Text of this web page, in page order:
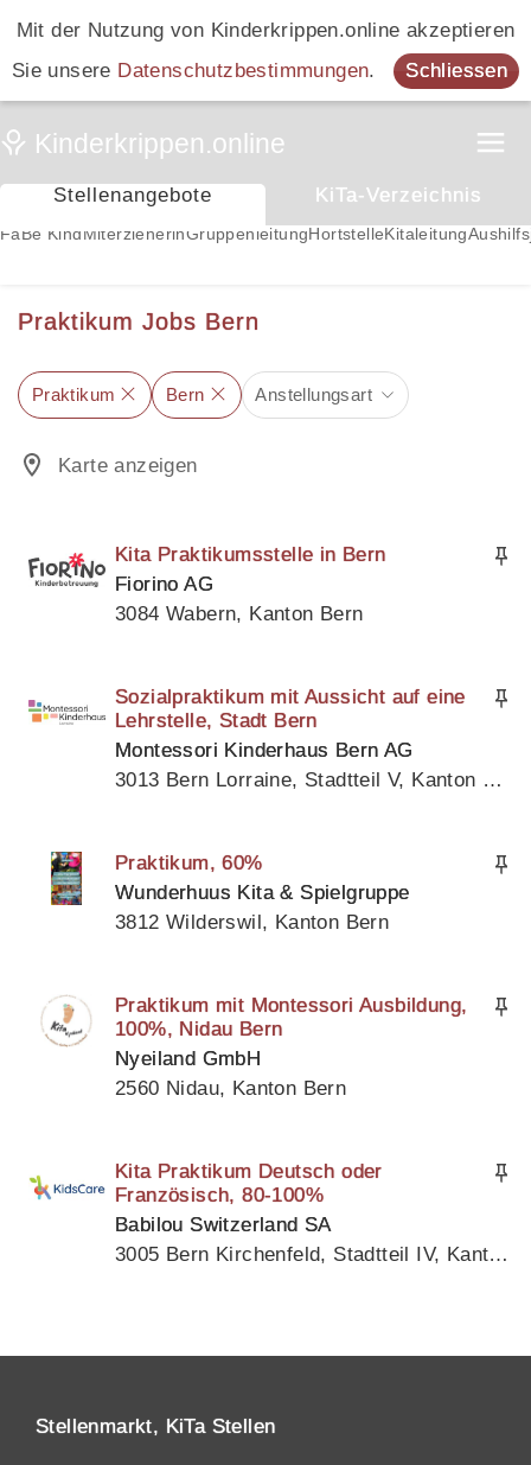
Mit der Nutzung von Kinderkrippen.online akzeptieren
Sie unsere Datenschutzbestimmungen. Schliessen
Stellenangebote KiTa-Verzeichnis
FaBe Kind MiterzieherinGruppenleitung Hortstelle Kitaleitung
Praktikum Jobs Bern
Praktikum Bern Anstellungsart
Karte anzeigen
Kita Praktikumsstelle in Bern
Fiorino AG
3084 Wabern, Kanton Bern
Sozialpraktikum mit Aussicht auf eine
Lehrstelle, Stadt Bern
Montessori Kinderhaus Bern AG
3013 Bern Lorraine, Stadtteil V, Kanton Bern
Praktikum, 60%
Wunderhuus Kita & Spielgruppe
3812 Wilderswil, Kanton Bern
Praktikum mit Montessori Ausbildung,
100%, Nidau Bern
Nyeiland GmbH
2560 Nidau, Kanton Bern
Kita Praktikum Deutsch oder
Französisch, 80-100%
Babilou Switzerland SA
3005 Bern Kirchenfeld, Stadtteil IV, Kanton Bern
Stellenmarkt, KiTa Stellen